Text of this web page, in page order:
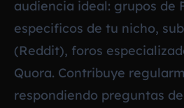
audiencia ideal: grupos de
especificos de tu nicho,
(Reddit), foros
Quora. Contribuye
respondiendo preguntas